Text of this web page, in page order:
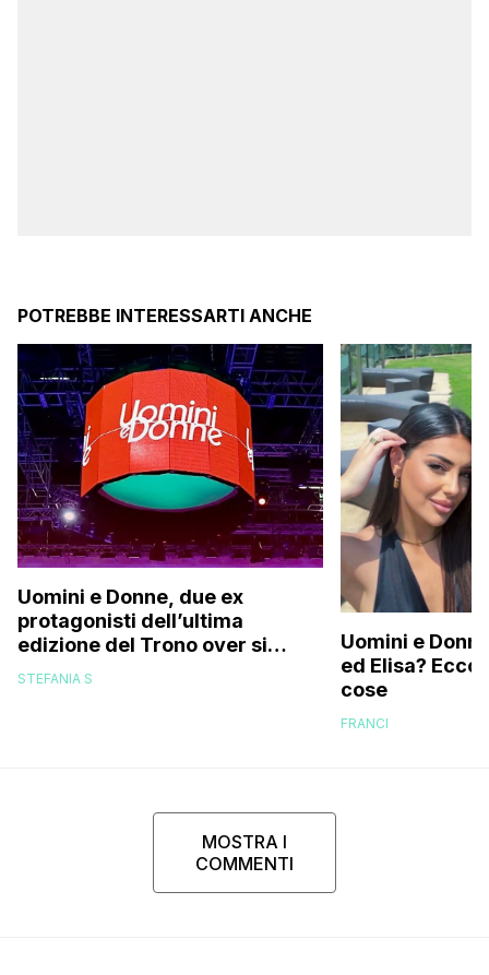
POTREBBE INTERESSARTI ANCHE
Uomini e Donne, due ex
protagonisti dell’ultima
edizione del Trono over si
stanno frequentando fuori dal
STEFANIA S
Uomini e
ed Elisa? Ecco
cose
FRANCI
MOSTRA I
COMMENTI